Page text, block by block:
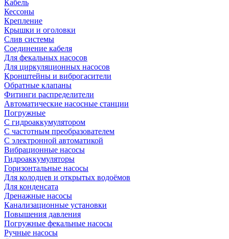
Кабель
Кессоны
Крепление
Крышки и оголовки
Слив системы
Соединение кабеля
Для фекальных насосов
Для циркуляционных насосов
Кронштейны и виброгасители
Обратные клапаны
Фитинги распределители
Автоматические насосные станции
Погружные
С гидроаккумулятором
С частотным преобразователем
С электронной автоматикой
Вибрационные насосы
Гидроаккумуляторы
Горизонтальные насосы
Для колодцев и открытых водоёмов
Для конденсата
Дренажные насосы
Канализационные установки
Повышения давления
Погружные фекальные насосы
Ручные насосы